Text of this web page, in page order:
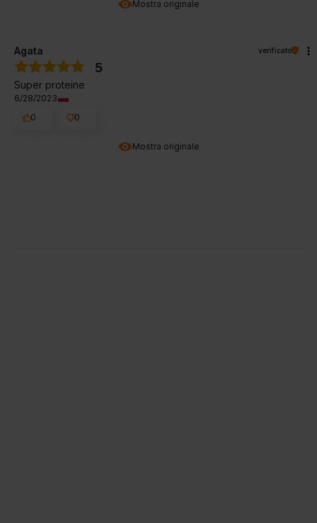
Mostra originale
Mostra originale
Agata verificato
5
Super proteine
6/28/2023
0
0